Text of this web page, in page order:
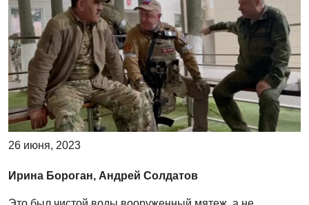
26 июня, 2023
Ирина Бороган, Андрей Солдатов